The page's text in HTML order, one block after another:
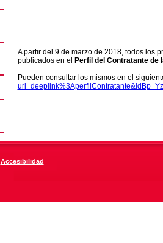
A partir del 9 de marzo de 2018, todos los
publicados en el
Perfil del Contratante de
Pueden consultar los mismos en el
Accesibilidad